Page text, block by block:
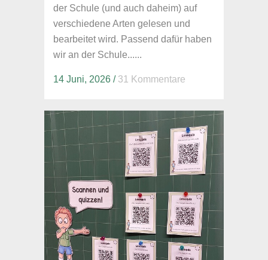
der Schule (und auch daheim) auf
verschiedene Arten gelesen und
bearbeitet wird. Passend dafür haben
wir an der Schule......
14 Juni, 2026 / 31 Kommentare